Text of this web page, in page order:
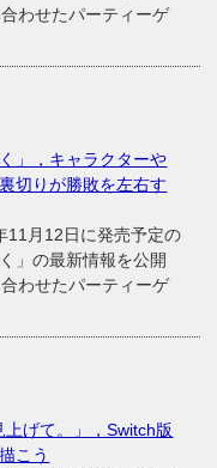
わせたパーティーゲ
」，キャラクターや
切りが勝敗を左右す
月12日に発売予定の
」の最新情報を公開
わせたパーティーゲ
げて。」，Switch版
こう